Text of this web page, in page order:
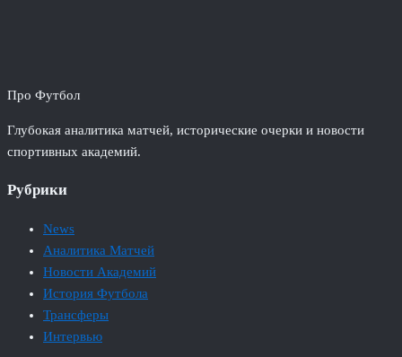
Про Футбол
Глубокая аналитика матчей, исторические очерки и новости
спортивных академий.
Рубрики
News
Аналитика Матчей
Новости Академий
История Футбола
Трансферы
Интервью